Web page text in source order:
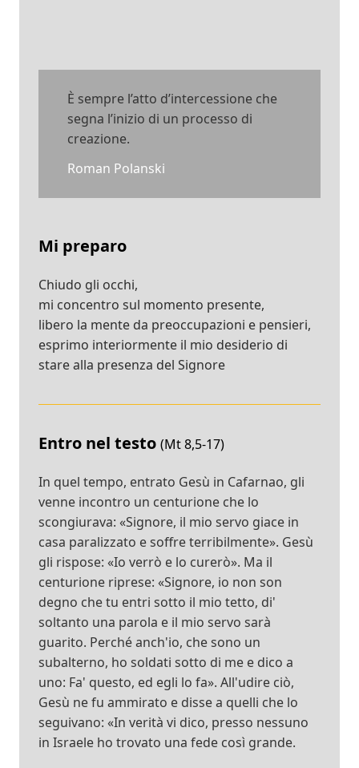
È sempre l’atto d’intercessione che
segna l’inizio di un processo di
creazione.
Roman Polanski
Mi preparo
Chiudo gli occhi,
mi concentro sul momento presente,
libero la mente da preoccupazioni e pensieri,
esprimo interiormente il mio desiderio di
stare alla presenza del Signore
Entro nel testo (Mt 8,5-17)
In quel tempo, entrato Gesù in Cafarnao, gli
venne incontro un centurione che lo
scongiurava: «Signore, il mio servo giace in
casa paralizzato e soffre terribilmente». Gesù
gli rispose: «Io verrò e lo curerò». Ma il
centurione riprese: «Signore, io non son
degno che tu entri sotto il mio tetto, di'
soltanto una parola e il mio servo sarà
guarito. Perché anch'io, che sono un
subalterno, ho soldati sotto di me e dico a
uno: Fa' questo, ed egli lo fa». All'udire ciò,
Gesù ne fu ammirato e disse a quelli che lo
seguivano: «In verità vi dico, presso nessuno
in Israele ho trovato una fede così grande.